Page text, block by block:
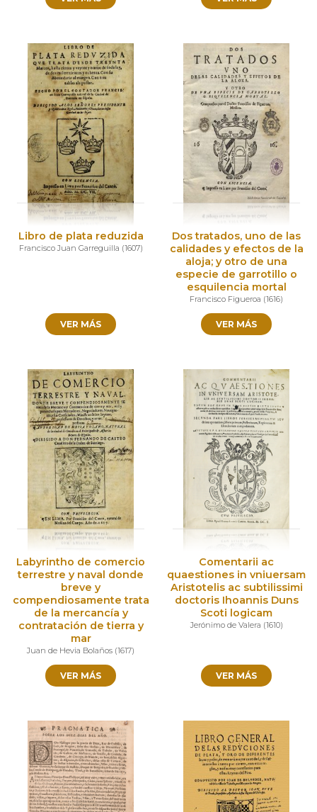
Libro de plata reduzida
Francisco Juan Garreguilla (1607)
VER MÁS
Dos tratados, uno de las
calidades y efectos de la
aloja; y otro de una
especie de garrotillo o
esquilencia mortal
Francisco Figueroa (1616)
VER MÁS
Labyrintho de comercio
terrestre y naval donde
breve y
compendiosamente trata
de la mercancía y
contratación de tierra y
mar
Juan de Hevia Bolaños (1617)
VER MÁS
Comentarii ac
quaestiones in vniuersam
Aristotelis ac subtilissimi
doctoris Ihoannis Duns
Scoti logicam
Jerónimo de Valera (1610)
VER MÁS